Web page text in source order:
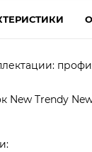
New Trendy